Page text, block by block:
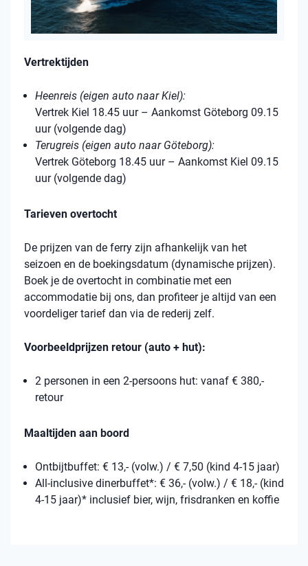
Vertrektijden
Heenreis (eigen auto naar Kiel):
Vertrek Kiel 18.45 uur – Aankomst Göteborg 09.15
uur (volgende dag)
Terugreis (eigen auto naar Göteborg):
Vertrek Göteborg 18.45 uur – Aankomst Kiel 09.15
uur (volgende dag)
Tarieven overtocht
De prijzen van de ferry zijn afhankelijk van het
seizoen en de boekingsdatum (dynamische prijzen).
Boek je de overtocht in combinatie met een
accommodatie bij ons, dan profiteer je altijd van een
voordeliger tarief dan via de rederij zelf.
Voorbeeldprijzen retour (auto + hut):
2 personen in een 2-persoons hut: vanaf € 380,-
retour
Maaltijden aan boord
Ontbijtbuffet: € 13,- (volw.) / € 7,50 (kind 4-15 jaar)
All-inclusive dinerbuffet*: € 36,- (volw.) / € 18,- (kind
4-15 jaar)* inclusief bier, wijn, frisdranken en koffie